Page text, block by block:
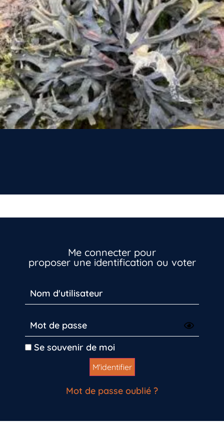
Me connecter pour
proposer une identification ou voter
Se souvenir de moi
Mot de passe oublié ?
Vous n’êtes pas encore inscrit à Biolit ?